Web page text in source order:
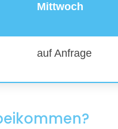
Mittwoch
auf Anfrage